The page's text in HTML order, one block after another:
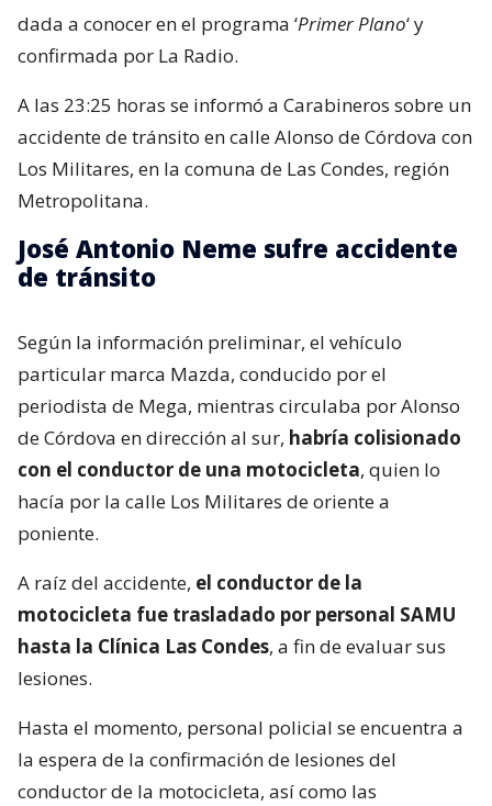
dada a conocer en el programa ‘Primer Plano‘ y
confirmada por La Radio.
A las 23:25 horas se informó a Carabineros sobre un
accidente de tránsito en calle Alonso de Córdova con
Los Militares, en la comuna de Las Condes, región
Metropolitana.
José Antonio Neme sufre accidente
de tránsito
Según la información preliminar, el vehículo
particular marca Mazda, conducido por el
periodista de Mega, mientras circulaba por Alonso
de Córdova en dirección al sur, habría colisionado
con el conductor de una motocicleta, quien lo
hacía por la calle Los Militares de oriente a
poniente.
A raíz del accidente, el conductor de la
motocicleta fue trasladado por personal SAMU
hasta la Clínica Las Condes, a fin de evaluar sus
lesiones.
Hasta el momento, personal policial se encuentra a
la espera de la confirmación de lesiones del
conductor de la motocicleta, así como las